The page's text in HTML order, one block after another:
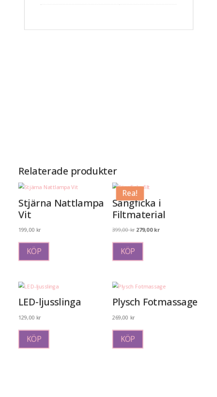
Relaterade produkter
Stjärna Nattlampa
Vit
199,00 kr
KÖP
Rea!
Sängficka i
Filtmaterial
399,00kr Det
var:
279,00 krDet
KÖP
LED-ljusslinga
129,00 kr
KÖP
Plysch Fotmassage
269,00 kr
KÖP